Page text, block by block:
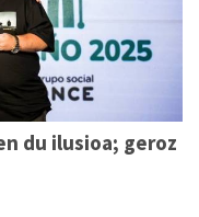
du ilusioa; geroz